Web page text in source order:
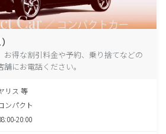
お得な割引料金や予約、乗り捨てなどの
にお電話ください。
リス 等
ンパクト
20:00